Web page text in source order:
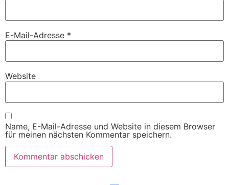
E-Mail-Adresse *
Website
Name, E-Mail-Adresse und Website in diesem Browser
für meinen nächsten Kommentar speichern.